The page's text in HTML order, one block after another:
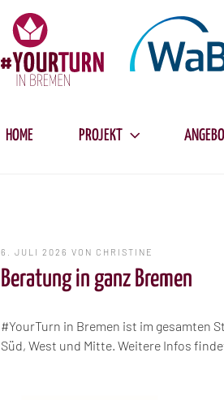
HOME PROJEKT
VERÖFFENTLICHT
6. JULI 2026 VON CHRISTINE
Beratung in ganz Bremen
#YourTurn in Bremen ist im gesamten
Süd, West und Mitte. Weitere Infos